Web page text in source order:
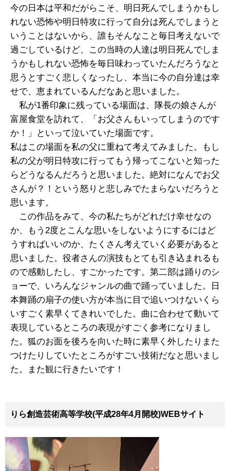
今の日本は平和だがらこそ、明日死んでしまうかもし
れない恐怖や明日特攻に行って自分は死んでしまうと
いうことはないから、誰もそんなこと毎日考えないで
過ごしているけど、この当時の人達は明日死んでしま
うかもしれない恐怖を毎日味わっていたんだろうなと
思うとすごく悲しくなったし、本当に今の自分達は幸
せで、恵まれているんだなあと思いました。
私が1番印象に残っている場面は、隊長の娘さんが
富屋食堂を訪れて、「お父さんもいってしまうのです
か！」といって泣いていた場面です。
私はこの場面を私の父に重ねて考えてみました。もし
私の父が明日特攻に行ってもう帰ってこないと知った
らどうなるんだろうと思いました。絶対になんでお父
さんが？！という怒りと悲しみでたまらないだろうと
思います。
この作品をみて、今の私たちがどれだけ幸せなの
か、もう2度とこんな思いをしないようにするにはど
うすればいいのか、たくさん考えていく必要があると
思いました。役者さんの演技もとても引き込まれるも
ので感動したし、すごかったです。第二部は踊りのシ
ョーで、いろんなジャンルの曲で踊っていました。日
本舞踊の扇子の使い方が本当に目で追いつけないくら
いすごく素早くてきれいでした。曲に合わせて動いて
表現しているところの表現がすごく参考になりまし
た。狐のお面を後ろを向いた時に素早く外したりまた
つけたりしていたところがすごい技術だなと思いまし
た。また観に行きたいです！
りら創造芸術高等学校(平成28年4月開校)WEBサイト